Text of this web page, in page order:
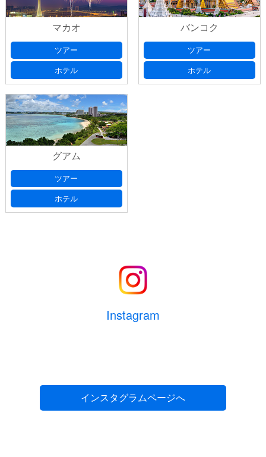
マカオ
ツアー
ホテル
バンコク
ツアー
ホテル
グアム
ツアー
ホテル
Instagram
インスタグラムページへ